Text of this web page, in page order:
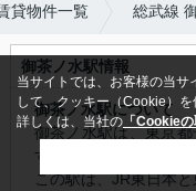
貸物件一覧 総武線
御茶ノ水駅情報
御茶ノ水駅について
御茶ノ水駅は、東京
す。
この駅は、JR東日本と
当サイトでは、お客様の当サ
して、クッキー（Cookie）を
詳しくは、当社の 「Cookie